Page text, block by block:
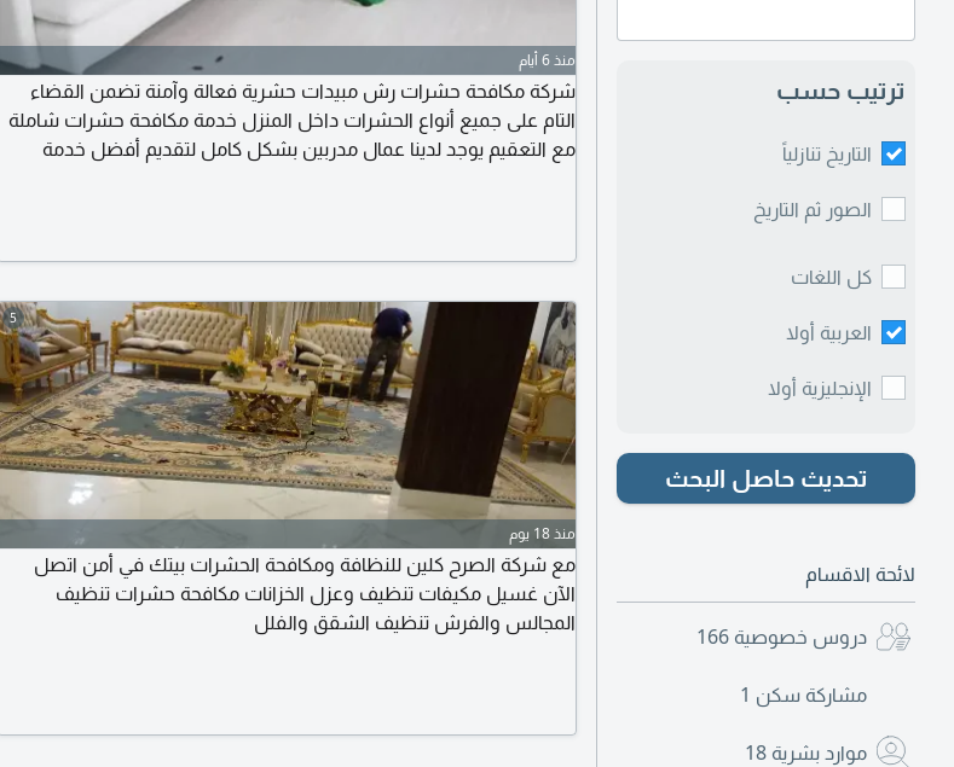
ترتيب حسب
التاريخ تنازلياً
الصور ثم التاريخ
كل اللغات
العربية أولا
الإنجليزية أولا
تحديث حاصل البحث
لائحة الاقسام
دروس خصوصية 166
مشاركة سكن 1
موارد بشرية 18
منذ 6 أيام
شركة مكافحة حشرات رش مبيدات حشرية فعالة وآمنة تضمن القضاء
التام على جميع أنواع الحشرات داخل المنزل خدمة مكافحة حشرات شاملة
مع التعقيم يوجد لدينا عمال مدربين بشكل كامل لتقديم أفضل خدمة
30% أول 20 متصل نسعد بخدمتكم
5
منذ 18 يوم
مع شركة الصرح كلين للنظافة ومكافحة الحشرات بيتك في أمن اتصل
الآن غسيل مكيفات تنظيف وعزل الخزانات مكافحة حشرات تنظيف
المجالس والفرش تنظيف الشقق والفلل